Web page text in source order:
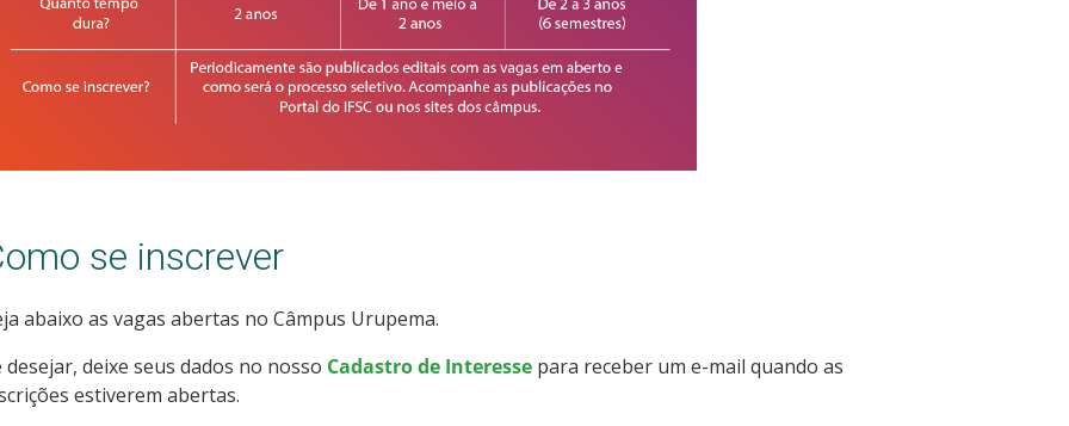
se inscrever
abaixo as vagas abertas no Câmpus Urupema.
desejar, deixe seus dados no nosso Cadastro de Interessepara receber um e-mail quando as
estiverem abertas.